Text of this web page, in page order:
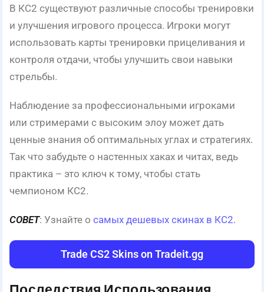
В КС2 существуют различные способы тренировки
и улучшения игрового процесса. Игроки могут
использовать карты тренировки прицеливания и
контроля отдачи, чтобы улучшить свои навыки
стрельбы.
Наблюдение за профессиональными игроками
или стримерами с высоким элоу может дать
ценные знания об оптимальных углах и стратегиях.
Так что забудьте о настенных хаках и читах, ведь
практика – это ключ к тому, чтобы стать
чемпионом КС2.
СОВЕТ: Узнайте о самых дешевых скинах в КС2.
Trade CS2 Skins on Tradeit.gg